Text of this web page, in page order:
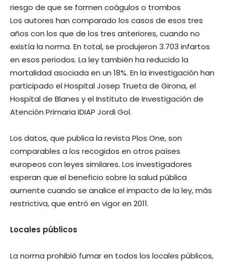
riesgo de que se formen coágulos o trombos
Los autores han comparado los casos de esos tres
años con los que de los tres anteriores, cuando no
existía la norma. En total, se produjeron 3.703 infartos
en esos periodos. La ley también ha reducido la
mortalidad asociada en un 18%. En la investigación han
participado el Hospital Josep Trueta de Girona, el
Hospital de Blanes y el Instituto de Investigación de
Atención Primaria IDIAP Jordi Gol.
Los datos, que publica la revista Plos One, son
comparables a los recogidos en otros países
europeos con leyes similares. Los investigadores
esperan que el beneficio sobre la salud pública
aumente cuando se analice el impacto de la ley, más
restrictiva, que entró en vigor en 2011.
Locales públicos
La norma prohibió fumar en todos los locales públicos,